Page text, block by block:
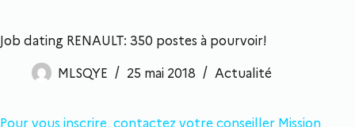
Job dating RENAULT: 350 postes à pourvoir!
MLSQYE 25 mai 2018 Actualité
Pour vous inscrire, contactez votre conseiller Mission